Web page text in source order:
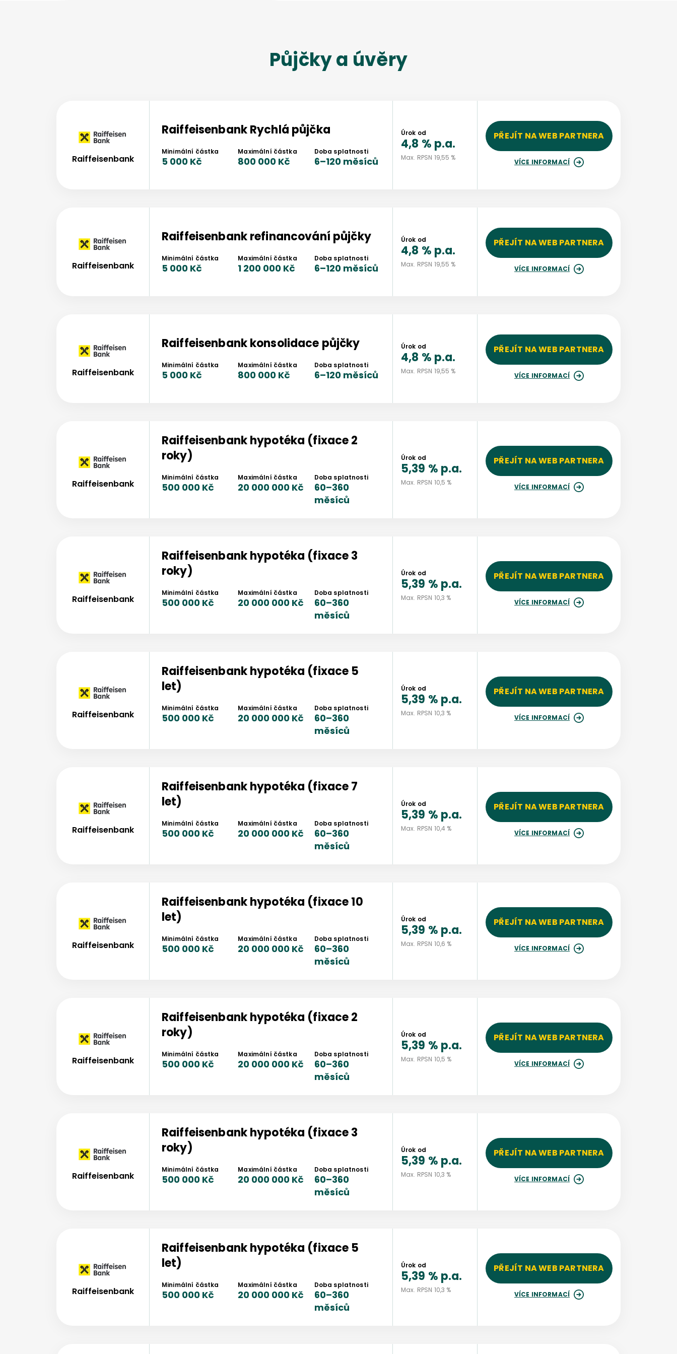
Půjčky a úvěry
Raiffeisenbank
RaiffeisenbankRychlá půjčka
Minimální částka
5 000 Kč
Maximální částka
800 000 Kč
Doba splatnosti
6–120 měsíců
Úrok od
4,8 % p.a.
Max. RPSN 19,55 %
PŘEJÍT NA WEB PARTNERA
VÍCE INFORMACÍ
Raiffeisenbank
Raiffeisenbankrefinancování půjčky
Minimální částka
5 000 Kč
Maximální částka
1 200 000 Kč
Doba splatnosti
6–120 měsíců
Úrok od
4,8 % p.a.
Max. RPSN 19,55 %
PŘEJÍT NA WEB PARTNERA
VÍCE INFORMACÍ
Raiffeisenbank
Raiffeisenbankkonsolidace půjčky
Minimální částka
5 000 Kč
Maximální částka
800 000 Kč
Doba splatnosti
6–120 měsíců
Úrok od
4,8 % p.a.
Max. RPSN 19,55 %
PŘEJÍT NA WEB PARTNERA
VÍCE INFORMACÍ
Raiffeisenbank
Raiffeisenbankhypotéka (fixace 2
roky)
Minimální částka
500 000 Kč
Maximální částka
20 000 000 Kč
Doba splatnosti
60–360
měsíců
Úrok od
5,39 % p.a.
Max. RPSN 10,5 %
PŘEJÍT NA WEB PARTNERA
VÍCE INFORMACÍ
Raiffeisenbank
Raiffeisenbankhypotéka (fixace 3
roky)
Minimální částka
500 000 Kč
Maximální částka
20 000 000 Kč
Doba splatnosti
60–360
měsíců
Úrok od
5,39 % p.a.
Max. RPSN 10,3 %
PŘEJÍT NA WEB PARTNERA
VÍCE INFORMACÍ
Raiffeisenbank
Raiffeisenbankhypotéka (fixace 5
let)
Minimální částka
500 000 Kč
Maximální částka
20 000 000 Kč
Doba splatnosti
60–360
měsíců
Úrok od
5,39 % p.a.
Max. RPSN 10,3 %
PŘEJÍT NA WEB PARTNERA
VÍCE INFORMACÍ
Raiffeisenbank
Raiffeisenbankhypotéka (fixace 7
let)
Minimální částka
500 000 Kč
Maximální částka
20 000 000 Kč
Doba splatnosti
60–360
měsíců
Úrok od
5,39 % p.a.
Max. RPSN 10,4 %
PŘEJÍT NA WEB PARTNERA
VÍCE INFORMACÍ
Raiffeisenbank
Raiffeisenbankhypotéka (fixace 10
let)
Minimální částka
500 000 Kč
Maximální částka
20 000 000 Kč
Doba splatnosti
60–360
měsíců
Úrok od
5,39 % p.a.
Max. RPSN 10,6 %
PŘEJÍT NA WEB PARTNERA
VÍCE INFORMACÍ
Raiffeisenbank
Raiffeisenbankhypotéka (fixace 2
roky)
Minimální částka
500 000 Kč
Maximální částka
20 000 000 Kč
Doba splatnosti
60–360
měsíců
Úrok od
5,39 % p.a.
Max. RPSN 10,5 %
PŘEJÍT NA WEB PARTNERA
VÍCE INFORMACÍ
Raiffeisenbank
Raiffeisenbankhypotéka (fixace 3
roky)
Minimální částka
500 000 Kč
Maximální částka
20 000 000 Kč
Doba splatnosti
60–360
měsíců
Úrok od
5,39 % p.a.
Max. RPSN 10,3 %
PŘEJÍT NA WEB PARTNERA
VÍCE INFORMACÍ
Raiffeisenbank
Raiffeisenbankhypotéka (fixace 5
let)
Minimální částka
500 000 Kč
Maximální částka
20 000 000 Kč
Doba splatnosti
60–360
měsíců
Úrok od
5,39 % p.a.
Max. RPSN 10,3 %
PŘEJÍT NA WEB PARTNERA
VÍCE INFORMACÍ